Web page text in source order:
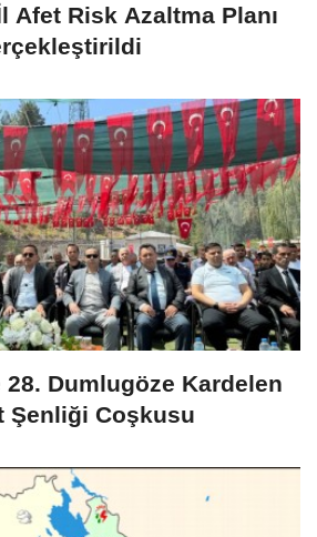
Afet Risk Azaltma Planı
28. Dumlugöze Kardelen
Şenliği Coşkusu